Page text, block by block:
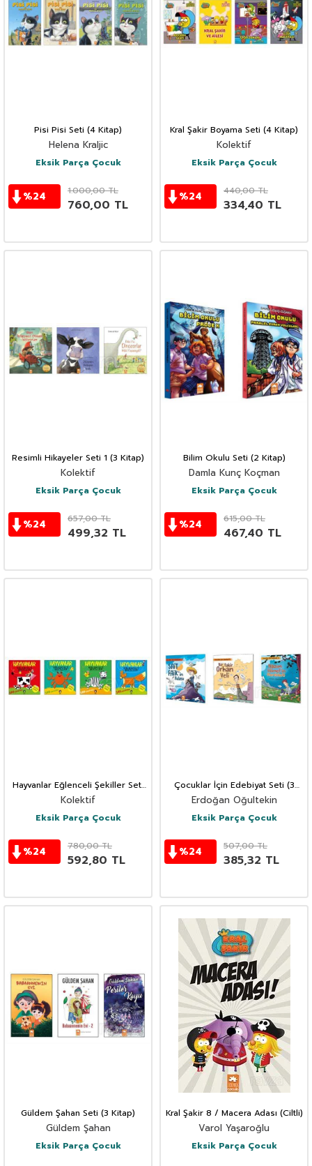
Pisi Pisi Seti (4 Kitap)
Helena Kraljic
Eksik Parça Çocuk
%24 1.000,00TL
760,00 TL
Kral Şakir Boyama Seti (4 Kitap)
Kolektif
Eksik Parça Çocuk
%24 440,00TL
334,40 TL
Resimli Hikayeler Seti 1 (3 Kitap)
Kolektif
Eksik Parça Çocuk
%24 657,00TL
499,32 TL
Bilim Okulu Seti (2 Kitap)
Damla Kunç Koçman
Eksik Parça Çocuk
%24 615,00TL
467,40 TL
Hayvanlar Eğlenceli Şekiller Seti
(4 Kitap)
Kolektif
Eksik Parça Çocuk
%24 780,00TL
592,80 TL
Çocuklar İçin Edebiyat Seti (3
Kitap)
Erdoğan Oğultekin
Eksik Parça Çocuk
%24 507,00TL
385,32 TL
Güldem Şahan Seti (3 Kitap)
Güldem Şahan
Eksik Parça Çocuk
Kral Şakir 8 / Macera Adası (Ciltli)
Varol Yaşaroğlu
Eksik Parça Çocuk